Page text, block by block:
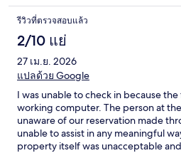
รีวิวที่ตรวจสอบแล้ว
2/10 แย่
27 เม.ย. 2026
แปลด้วย Google
I was unable to check in because
working computer. The person at
unaware of our reservation made
unable to assist in any meaningful
property itself was unacceptable